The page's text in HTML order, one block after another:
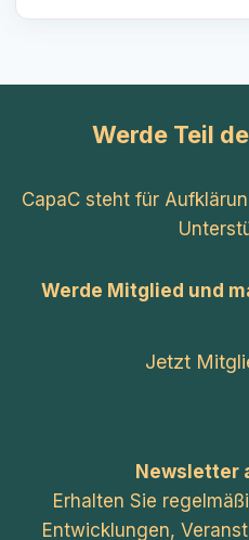
Werde Teil
CapaC steht für
Werde Mitglied und
Jetzt
Newsletter
Erhalten Sie
Entwicklungen,